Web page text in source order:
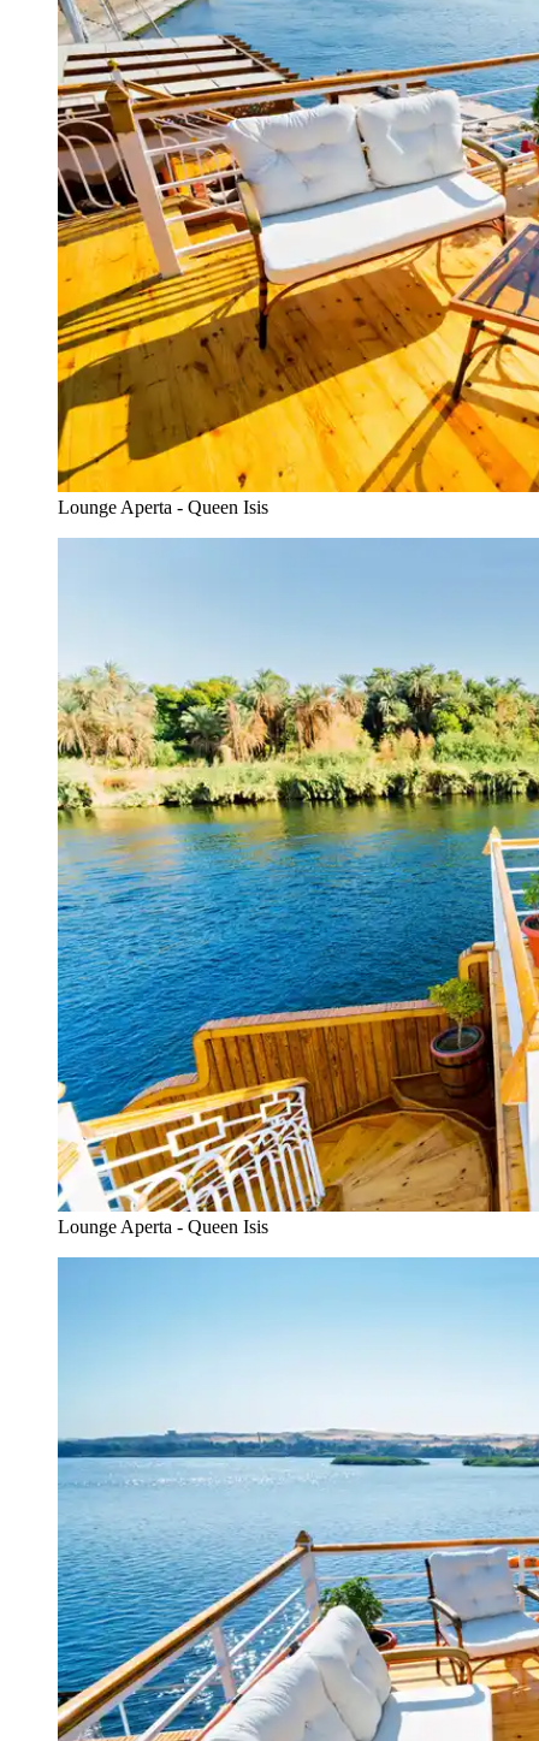
Lounge Aperta - Queen Isis
Lounge Aperta - Queen Isis